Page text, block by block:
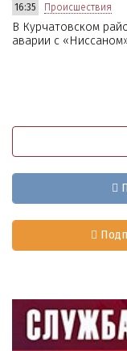
16:35 Происшествия
В Курчатовском
аварии с